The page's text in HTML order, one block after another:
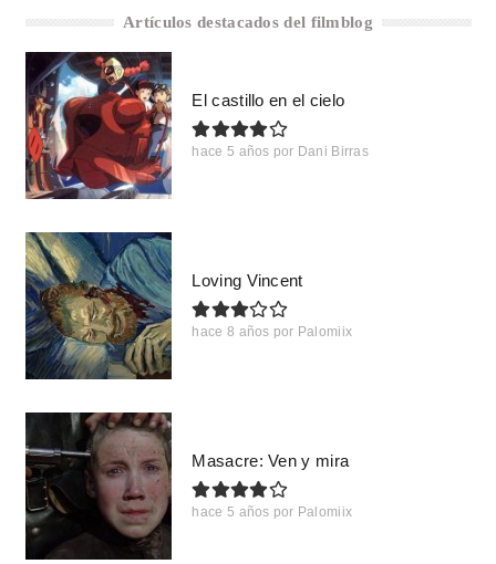
Artículos destacados del filmblog
El castillo en el cielo
hace 5 años por Dani Birras
Loving Vincent
hace 8 años por Palomiix
Masacre: Ven y mira
hace 5 años por Palomiix